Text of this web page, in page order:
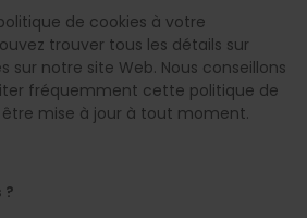
de cookies à votre
trouver tous les détails sur
sur notre site Web. Nous conseillons
fréquemment cette politique de
mise à jour à tout moment.